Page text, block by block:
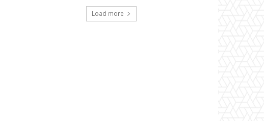
Load more